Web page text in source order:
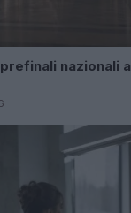
nazionali a